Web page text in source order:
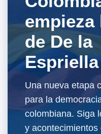
empieza
de De la
Espriella
Una nueva etapa
para la
colombiana. Siga
y acontecimientos